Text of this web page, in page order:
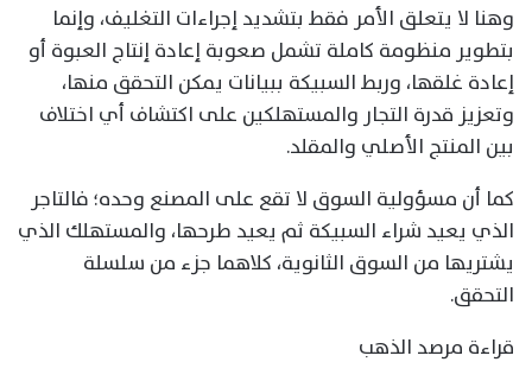
وهنا لا يتعلق الأمر فقط بتشديد إجراءات التغليف، وإنما
بتطوير منظومة كاملة تشمل صعوبة إعادة إنتاج العبوة أو
إعادة غلقها، وربط السبيكة ببيانات يمكن التحقق منها،
وتعزيز قدرة التجار والمستهلكين على اكتشاف أي اختلاف
بين المنتج الأصلي والمقلد.
كما أن مسؤولية السوق لا تقع على المصنع وحده؛ فالتاجر
الذي يعيد شراء السبيكة ثم يعيد طرحها، والمستهلك الذي
يشتريها من السوق الثانوية، كلاهما جزء من سلسلة
التحقق.
قراءة مرصد الذهب